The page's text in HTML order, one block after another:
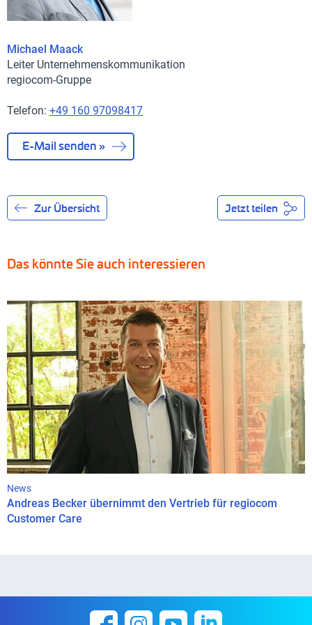
Michael Maack
Leiter Unternehmenskommunikation
regiocom-Gruppe
Telefon: +49 160 97098417
E-Mail senden »
Zur Übersicht Jetzt teilen
Das könnte Sie auch interessieren
News
Andreas Becker übernimmt den Vertrieb für regiocom
Customer Care